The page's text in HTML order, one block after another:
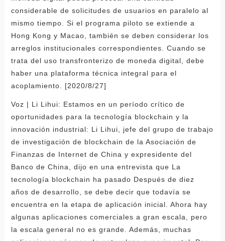
considerable de solicitudes de usuarios en paralelo al
mismo tiempo. Si el programa piloto se extiende a
Hong Kong y Macao, también se deben considerar los
arreglos institucionales correspondientes. Cuando se
trata del uso transfronterizo de moneda digital, debe
haber una plataforma técnica integral para el
acoplamiento. [2020/8/27]
Voz | Li Lihui: Estamos en un período crítico de
oportunidades para la tecnología blockchain y la
innovación industrial: Li Lihui, jefe del grupo de trabajo
de investigación de blockchain de la Asociación de
Finanzas de Internet de China y expresidente del
Banco de China, dijo en una entrevista que La
tecnología blockchain ha pasado Después de diez
años de desarrollo, se debe decir que todavía se
encuentra en la etapa de aplicación inicial. Ahora hay
algunas aplicaciones comerciales a gran escala, pero
la escala general no es grande. Además, muchas